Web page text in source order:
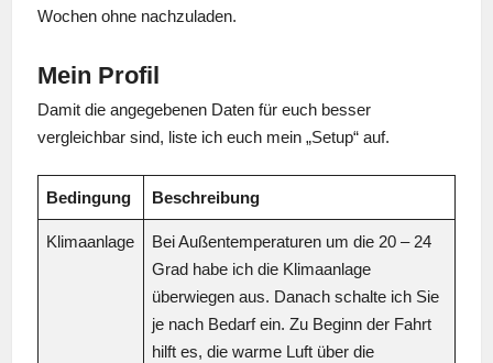
Wochen ohne nachzuladen.
Mein Profil
Damit die angegebenen Daten für euch besser
vergleichbar sind, liste ich euch mein „Setup“ auf.
Bedingung Beschreibung
Klimaanlage
Bei Außentemperaturen um die 20 – 24
Grad habe ich die Klimaanlage
überwiegen aus. Danach schalte ich Sie
je nach Bedarf ein. Zu Beginn der Fahrt
hilft es, die warme Luft über die